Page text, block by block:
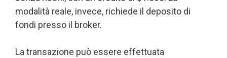
modalità reale, invece, richiede il deposito di
fondi presso il broker.
La transazione può essere effettuata